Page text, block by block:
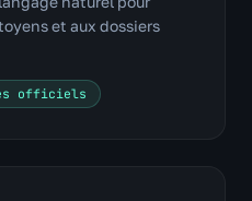
et aux dossiers
officiels